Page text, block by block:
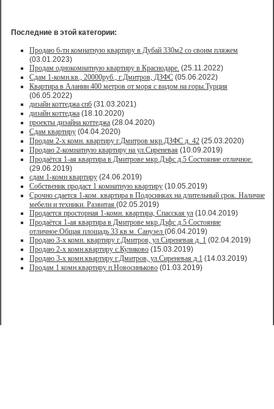
Последние в этой категории:
Продаю 6-ти комнатную квартиру в Дубай 330м2 со своим пляжем
(03.01.2023)
Продам однокомнатную квартиру в Краснодаре. (25.11.2022)
Сдам 1-комн.кв., 20000руб., г.Дмитров, ДЗФС (05.06.2022)
Квартира в Алании 400 метров от моря с видом на горы.Турция
(06.05.2022)
дизайн коттеджа спб (31.03.2021)
дизайн коттеджа (18.10.2020)
проекты дизайна коттеджа (28.04.2020)
Сдам квартиру (04.04.2020)
Продам 2-х комн. квартиру г.Дмитров мкр.ДЗФС д. 42 (25.03.2020)
Продаю 2-комнатную квартиру на ул.Сиреневая (10.09.2019)
Продаётся 1-ая квартира в Дмитрове мкр.Дзфс д.5 Состояние отличное.
(29.06.2019)
сдам 1-комн квартиру (24.06.2019)
Собственик продаст 1 комнатную квартиру (10.05.2019)
Срочно сдается 1-ком. квартира в Подосинках на длительный срок. Наличие
мебели и техники. Развитая (02.05.2019)
Продается просторная 1-комн. квартира, Спасская ул (10.04.2019)
Продаётся 1-ая квартира в Дмитрове мкр.Дзфс д.5 Состояние
отличное.Общая площадь 33 кв.м. Санузел (06.04.2019)
Продаю 3-х комн. квартиру г.Дмитров, ул.Сиреневая д. 1 (02.04.2019)
Продаю 2-х комн.квартиру с.Куликово (15.03.2019)
Продаю 3-х комн.квартиру г.Дмитров, ул.Сиреневая д.1 (14.03.2019)
Продам 1 комн.квартиру п.Новосиньково (01.03.2019)